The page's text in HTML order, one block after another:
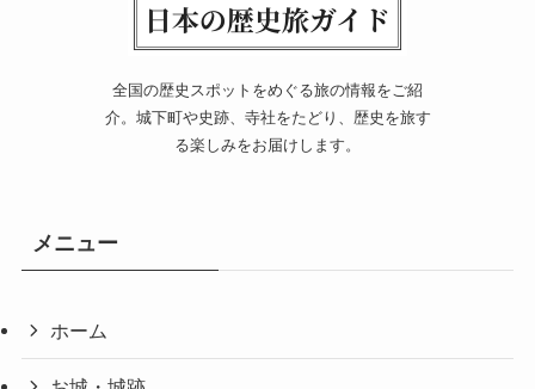
全国の歴史スポットをめぐる旅の情報をご紹
介。城下町や史跡、寺社をたどり、歴史を旅す
る楽しみをお届けします。
メニュー
ホーム